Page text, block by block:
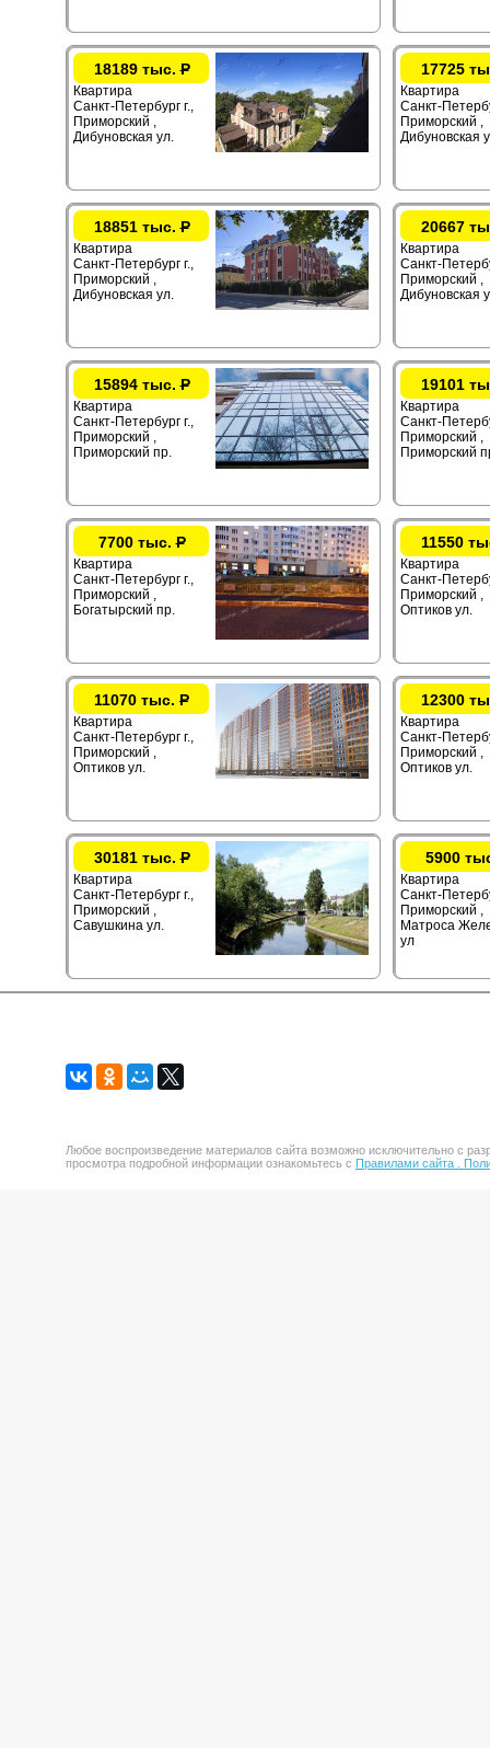
18189 тыс.Р
Квартира
Санкт-Петербург г.,
Приморский ,
Дибуновская ул.
17725
Квартира
Санкт-
Приморский ,
Дибуновская
18851 тыс.Р
Квартира
Санкт-Петербург г.,
Приморский ,
Дибуновская ул.
20667
Квартира
Санкт-
Приморский ,
Дибуновская
15894 тыс.Р
Квартира
Санкт-Петербург г.,
Приморский ,
Приморский пр.
19101
Квартира
Санкт-
Приморский ,
Приморский
7700 тыс.Р
Квартира
Санкт-Петербург г.,
Приморский ,
Богатырский пр.
11550
Квартира
Санкт-
Приморский ,
Оптиков ул.
11070 тыс. Р
Квартира
Санкт-Петербург г.,
Приморский ,
Оптиков ул.
12300
Квартира
Санкт-
Приморский ,
Оптиков ул.
30181 тыс.Р
Квартира
Санкт-Петербург г.,
Приморский ,
Савушкина ул.
5900
Квартира
Санкт-
Приморский ,
Матроса
ул
Любое воспроизведение материалов сайта возможно исключительно с
просмотра подробной информации ознакомьтесь с Правилами сайта .